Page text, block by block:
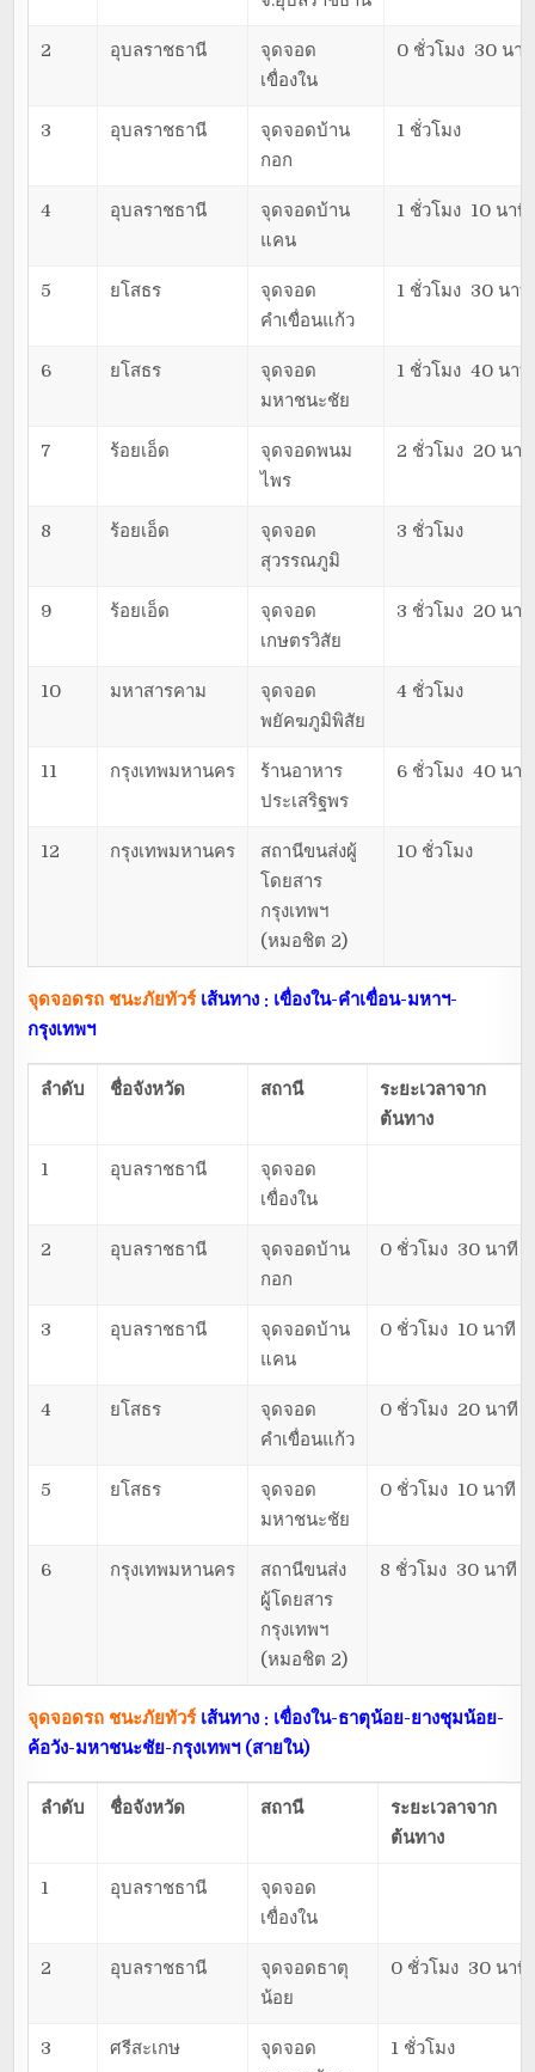
2 อุบลราชธานี
จุดจอด
เขื่องใน
0 ชั่วโมง 30 นาที
3 อุบลราชธานี
จุดจอดบ้าน
กอก
1 ชั่วโมง
4 อุบลราชธานี
จุดจอดบ้าน
แคน
1 ชั่วโมง 10 นาที
5 ยโสธร
จุดจอด
คำเขื่อนแก้ว
1 ชั่วโมง 30 นาที
6 ยโสธร
จุดจอด
มหาชนะชัย
1 ชั่วโมง 40 นาที
7 ร้อยเอ็ด
จุดจอดพนม
ไพร
2 ชั่วโมง 20 นาที
8 ร้อยเอ็ด
จุดจอด
สุวรรณภูมิ
3 ชั่วโมง
9 ร้อยเอ็ด
จุดจอด
เกษตรวิสัย
3 ชั่วโมง 20 นาที
10 มหาสารคาม
จุดจอด
พยัคฆภูมิพิสัย
4 ชั่วโมง
11 กรุงเทพมหานคร
ร้านอาหาร
ประเสริฐพร
6 ชั่วโมง 40 นาที
12 กรุงเทพมหานคร
สถานีขนส่งผู้
โดยสาร
กรุงเทพฯ
(หมอชิต 2)
10 ชั่วโมง
จุดจอดรถ ชนะภัยทัวร์ เส้นทาง : เขื่องใน-คำเขื่อน-มหาฯ-
กรุงเทพฯ
ลำดับ ชื่อจังหวัด สถานี
ระยะเวลาจาก
ต้นทาง
1 อุบลราชธานี
จุดจอด
เขื่องใน
2 อุบลราชธานี
จุดจอดบ้าน
กอก
0 ชั่วโมง 30 นาที
3 อุบลราชธานี
จุดจอดบ้าน
แคน
0 ชั่วโมง 10 นาที
4 ยโสธร
จุดจอด
คำเขื่อนแก้ว
0 ชั่วโมง 20 นาที
5 ยโสธร
จุดจอด
มหาชนะชัย
0 ชั่วโมง 10 นาที
6 กรุงเทพมหานคร
สถานีขนส่ง
ผู้โดยสาร
กรุงเทพฯ
(หมอชิต 2)
8 ชั่วโมง 30 นาที
จุดจอดรถ ชนะภัยทัวร์ เส้นทาง : เขื่องใน-ธาตุน้อย-ยางชุมน้อย-
ค้อวัง-มหาชนะชัย-กรุงเทพฯ (สายใน)
ลำดับ ชื่อจังหวัด สถานี
ระยะเวลาจาก
ต้นทาง
1 อุบลราชธานี
จุดจอด
เขื่องใน
2 อุบลราชธานี
จุดจอดธาตุ
น้อย
0 ชั่วโมง 30 นาที
3 ศรีสะเกษ
จุดจอด
1 ชั่วโมง